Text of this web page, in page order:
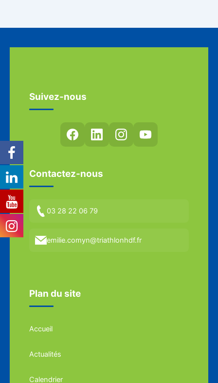
Suivez-nous
Contactez-nous
03 28 22 06 79
emilie.comyn@triathlonhdf.fr
Plan du site
Accueil
Actualités
Calendrier